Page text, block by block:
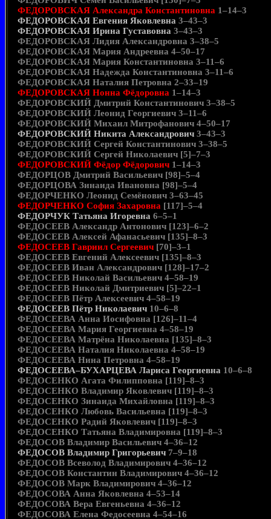
ФЕДОРОВСКАЯ Александра Константиновна 1–14–3
ФЕДОРОВСКАЯ Евгения Яковлевна 3–43–3
ФЕДОРОВСКАЯ Ирина Густавовна 3–43–3
ФЕДОРОВСКАЯ Лидия Александровна 3–38–5
ФЕДОРОВСКАЯ Мария Андреевна 4–50–17
ФЕДОРОВСКАЯ Мария Константиновна 3–11–6
ФЕДОРОВСКАЯ Надежда Константиновна 3–11–6
ФЕДОРОВСКАЯ Наталия Петровна 2–33–19
ФЕДОРОВСКАЯ Нонна Фёдоровна 1–14–3
ФЕДОРОВСКИЙ Дмитрий Константинович 3–38–5
ФЕДОРОВСКИЙ Леонид Георгиевич 3–11–6
ФЕДОРОВСКИЙ Михаил Митрофанович 4–50–17
ФЕДОРОВСКИЙ Никита Александрович 3–43–3
ФЕДОРОВСКИЙ Сергей Константинович 3–38–5
ФЕДОРОВСКИЙ Сергей Николаевич [5]–7–3
ФЕДОРОВСКИЙ Фёдор Фёдорович 1–14–3
ФЕДОРЦОВ Дмитрий Васильевич [98]–5–4
ФЕДОРЦОВА Зинаида Ивановна [98]–5–4
ФЕДОРЧЕНКО Леонид Семёнович 3–63–45
ФЕДОРЧЕНКО София Захаровна [117]–5–4
ФЕДОРЧУК Татьяна Игоревна 6–5–1
ФЕДОСЕЕВ Александр Антонович [123]–6–2
ФЕДОСЕЕВ Алексей Афанасьевич [135]–8–3
ФЕДОСЕЕВ Гавриил Сергеевич [70]–3–1
ФЕДОСЕЕВ Евгений Алексеевич [135]–8–3
ФЕДОСЕЕВ Иван Александрович [128]–17–2
ФЕДОСЕЕВ Николай Васильевич 4–58–19
ФЕДОСЕЕВ Николай Дмитриевич [5]–22–1
ФЕДОСЕЕВ Пётр Алексеевич 4–58–19
ФЕДОСЕЕВ Пётр Николаевич 10–6–8
ФЕДОСЕЕВА Анна Иосифовна [126]–11–4
ФЕДОСЕЕВА Мария Георгиевна 4–58–19
ФЕДОСЕЕВА Матрёна Николаевна [135]–8–3
ФЕДОСЕЕВА Наталия Николаевна 4–58–19
ФЕДОСЕЕВА Нина Петровна 4–58–19
ФЕДОСЕЕВА–БУХАРЦЕВА Лариса Георгиевна 10–6–8
ФЕДОСЕНКО Агата Филипповна [119]–8–3
ФЕДОСЕНКО Владимир Яковлевич [119]–8–3
ФЕДОСЕНКО Зинаида Михайловна [119]–8–3
ФЕДОСЕНКО Любовь Васильевна [119]–8–3
ФЕДОСЕНКО Радий Яковлевич [119]–8–3
ФЕДОСЕНКО Татьяна Владимировна [119]–8–3
ФЕДОСОВ Владимир Васильевич 4–36–12
ФЕДОСОВ Владимир Григорьевич 7–9–18
ФЕДОСОВ Всеволод Владимирович 4–36–12
ФЕДОСОВ Константин Владимирович 4–36–12
ФЕДОСОВ Марк Владимирович 4–36–12
ФЕДОСОВА Анна Яковлевна 4–53–14
ФЕДОСОВА Вера Евгеньевна 4–36–12
ФЕДОСОВА Елена Федосеевна 4–54–16